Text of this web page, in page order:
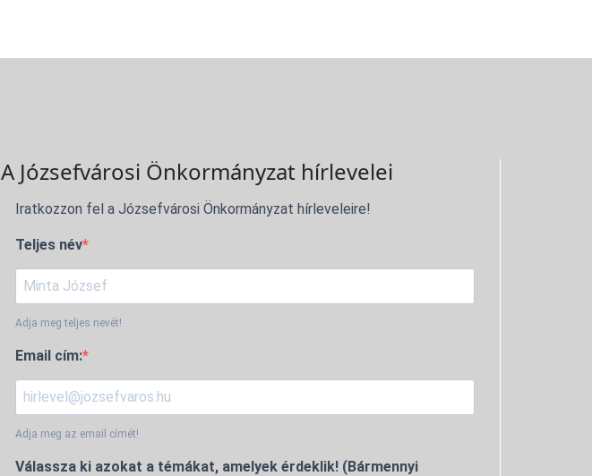
A Józsefvárosi Önkormányzat hírlevelei
Iratkozzon fel a Józsefvárosi Önkormányzat hírleveleire!
Teljes név
Adja meg teljes nevét!
Email cím:
Adja meg az email címét!
Válassza ki azokat a témákat, amelyek érdeklik! (Bármennyi